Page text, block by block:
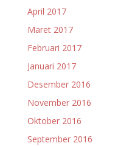
April 2017
Maret 2017
Februari 2017
Januari 2017
Desember 2016
November 2016
Oktober 2016
September 2016